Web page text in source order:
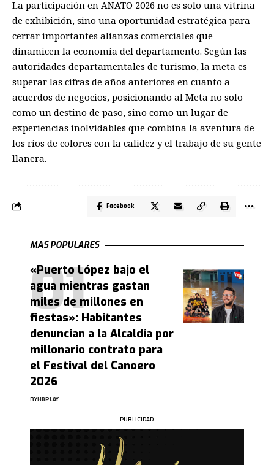
La participación en ANATO 2026 no es solo una vitrina
de exhibición, sino una oportunidad estratégica para
cerrar importantes alianzas comerciales que
dinamicen la economía del departamento. Según las
autoridades departamentales de turismo, la meta es
superar las cifras de años anteriores en cuanto a
acuerdos de negocios, posicionando al Meta no solo
como un destino de paso, sino como un lugar de
experiencias inolvidables que combina la aventura de
los ríos de colores con la calidez y el trabajo de su gente
llanera.
Facebook
MAS POPULARES
«Puerto López bajo el
agua mientras gastan
miles de millones en
fiestas»: Habitantes
denuncian a la Alcaldía por
millonario contrato para
el Festival del Canoero
2026
BYHBPLAY
-PUBLICIDAD -